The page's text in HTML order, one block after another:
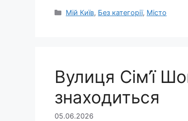
Категорії
Мій Київ, Без категорії, Місто
Вулиця Сім’ї
знаходиться
05.06.2026